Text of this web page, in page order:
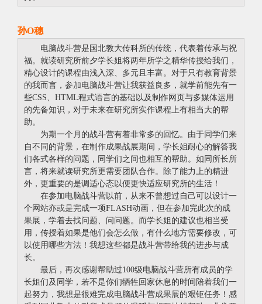
孙O穗
电脑战斗营是国北教大传科所的传统，代表着传承与祝
福。就读研究所前夕学长姐将两年所学之精华传授给我们，
精心设计的课程由浅入深、多元且丰富。对于只有教育背景
的我而言，参加电脑战斗营让我获益良多，就学前能先有一
些CSS、HTML程式语言的基础以及制作网页与多媒体运用
的先备知识，对于未来在研究所实作课程上有相当大的帮
助。
为期一个月的战斗营有着非常多的回忆。由于同学们来
自不同的背景，在制作成果战展期间，学长姐耐心的解答我
们各式各样的问题，同学们之间也相互的帮助。如同所长所
言，将来就读研究所更需要团队合作。除了能力上的精进
外，更重要的是调适心态以便更快适应研究所的生活！
在参加电脑战斗营以前，从来不曾想过自己可以设计一
个网站亦或是完成一项FLASH动画，但在参加完此次的成
果展，学着去找问题、问问题。而学长姐的建议也相当受
用，传授着如果是他们会怎么做，有什么地方需要修改，可
以使用哪些方法！我想这些都是战斗营带给我的进步与成
长。
最后，再次感谢帮助过100级电脑战斗营所有成员的学
长姐们及同学，若不是你们牺牲回家休息的时间陪着我们一
起努力，我想是很难完成电脑战斗营成果展的艰钜任务！感